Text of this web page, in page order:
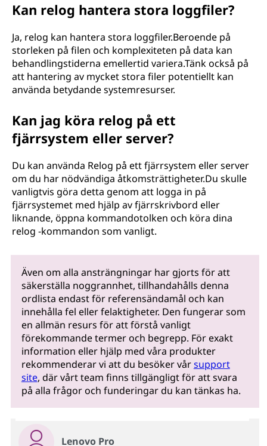
Kan relog hantera stora loggfiler?
Ja, relog kan hantera stora loggfiler.Beroende på
storleken på filen och komplexiteten på data kan
behandlingstiderna emellertid variera.Tänk också på
att hantering av mycket stora filer potentiellt kan
använda betydande systemresurser.
Kan jag köra relog på ett
fjärrsystem eller server?
Du kan använda Relog på ett fjärrsystem eller server
om du har nödvändiga åtkomsträttigheter.Du skulle
vanligtvis göra detta genom att logga in på
fjärrsystemet med hjälp av fjärrskrivbord eller
liknande, öppna kommandotolken och köra dina
relog -kommandon som vanligt.
Även om alla ansträngningar har gjorts för att
säkerställa noggrannhet, tillhandahålls denna
ordlista endast för referensändamål och kan
innehålla fel eller felaktigheter. Den fungerar som
en allmän resurs för att förstå vanligt
förekommande termer och begrepp. För exakt
information eller hjälp med våra produkter
rekommenderar vi att du besöker vårsupport
site, där vårt team finns tillgängligt för att svara
på alla frågor och funderingar du kan tänkas ha.
Lenovo Pro